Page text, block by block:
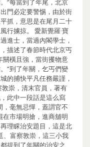
”每當到了年尾，北京
門必定要警惕，由於街
抓，意思是在尾月二十
行擄掠。 愛新覺羅·寶
進士，當過內閣學士，
描述了春節時代北京丐
關橫且強，當街攫物意
”到了年關，乞丐們變
的捕快平凡任務嚴謹，
崇，清末官員，著有
此中一段話是這么寫
，毫無忌憚，蓋謂官不
在市場明搶，進商舖明
理睬治安題目，這是北
、富察敦崇，這三小我